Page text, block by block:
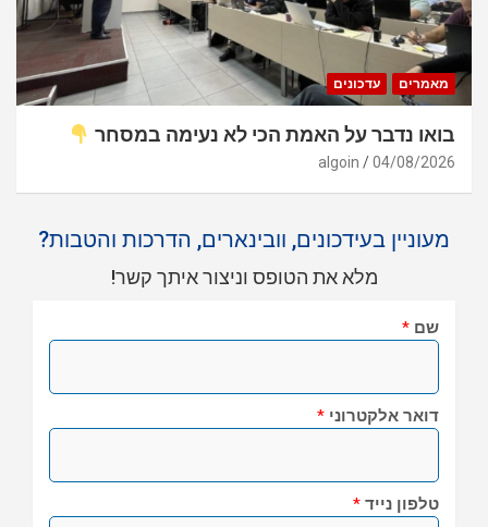
מאמרים עדכונים
בואו נדבר על האמת הכי לא נעימה במסחר
04/08/2026
algoin
מעוניין בעידכונים, וובינארים, הדרכות והטבות?
מלא את הטופס וניצור איתך קשר!
שם *
דואר אלקטרוני *
טלפון נייד *